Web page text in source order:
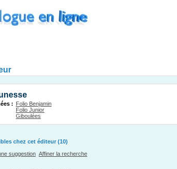
: Folio Benjamin
Folio Junior
Giboulées
chez cet éditeur (10)
suggestion Affiner la recherche